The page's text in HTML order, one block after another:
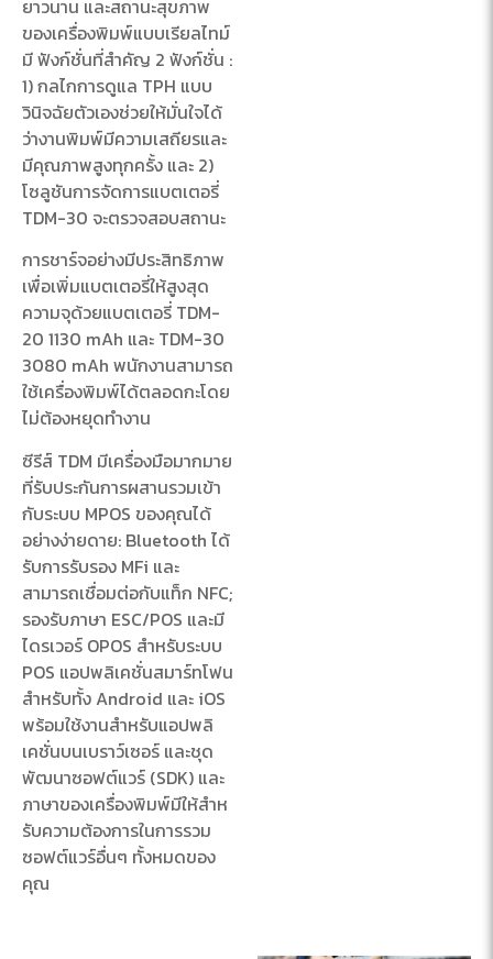
ยาวนาน และสถานะสุขภาพ
ของเครื่องพิมพ์แบบเรียลไทม์
มี ฟังก์ชั่นที่สําคัญ 2 ฟังก์ชั่น :
1) กลไกการดูแล TPH แบบ
วินิจฉัยตัวเองช่วยให้มั่นใจได้
ว่างานพิมพ์มีความเสถียรและ
มีคุณภาพสูงทุกครั้ง และ 2)
โซลูชันการจัดการแบตเตอรี่
TDM-30 จะตรวจสอบสถานะ
การชาร์จอย่างมีประสิทธิภาพ
เพื่อเพิ่มแบตเตอรี่ให้สูงสุด
ความจุด้วยแบตเตอรี่ TDM-
20 1130 mAh และ TDM-30
3080 mAh พนักงานสามารถ
ใช้เครื่องพิมพ์ได้ตลอดกะโดย
ไม่ต้องหยุดทํางาน
ซีรีส์ TDM มีเครื่องมือมากมาย
ที่รับประกันการผสานรวมเข้า
กับระบบ MPOS ของคุณได้
อย่างง่ายดาย: Bluetooth ได้
รับการรับรอง MFi และ
สามารถเชื่อมต่อกับแท็ก NFC;
รองรับภาษา ESC/POS และมี
ไดรเวอร์ OPOS สําหรับระบบ
POS แอปพลิเคชั่นสมาร์ทโฟน
สําหรับทั้ง Android และ iOS
พร้อมใช้งานสําหรับแอปพลิ
เคชั่นบนเบราว์เซอร์ และชุด
พัฒนาซอฟต์แวร์ (SDK) และ
ภาษาของเครื่องพิมพ์มีให้สําห
รับความต้องการในการรวม
ซอฟต์แวร์อื่นๆ ทั้งหมดของ
คุณ